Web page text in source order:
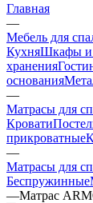
Главная
—
Мебель для
КухняШкафы и
хранения
основания
—
Матрасы для
Кровати
прикроватные
—
Матрасы для
Беспружинные
—Матрас